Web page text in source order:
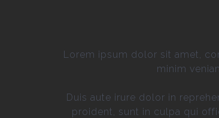
Lorem ipsum dolor sit amet,
minim
Duis aute irure dolor in
proident, sunt in culpa qui